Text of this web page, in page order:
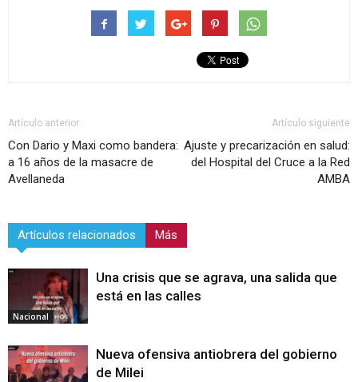
Artículo anterior
Con Dario y Maxi como bandera:
a 16 años de la masacre de
Avellaneda
Artículo siguiente
Ajuste y precarización en salud:
del Hospital del Cruce a la Red
AMBA
Artículos relacionados Más
Nacional
Una crisis que se agrava, una salida que
está en las calles
Nueva ofensiva antiobrera del gobierno
de Milei